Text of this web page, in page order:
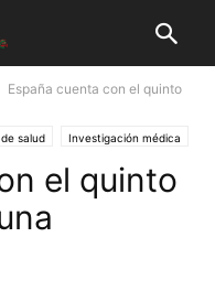
España cuenta con el quinto
salud Investigación médica
el quinto